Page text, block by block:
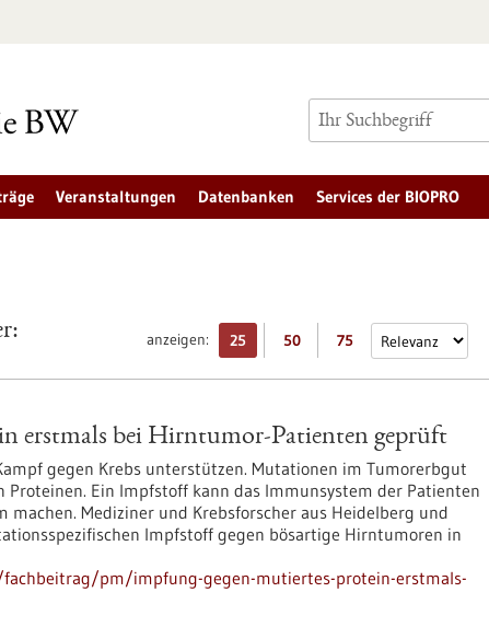
Veranstaltungen Datenbanken Services der BIOPRO
anzeigen: 25 50 75
erstmals bei Hirntumor-Patienten geprüft
gegen Krebs unterstützen. Mutationen im Tumorerbgut
Ein Impfstoff kann das Immunsystem der Patienten
Mediziner und Krebsforscher aus Heidelberg und
Impfstoff gegen bösartige Hirntumoren in
pm/impfung-gegen-mutiertes-protein-erstmals-